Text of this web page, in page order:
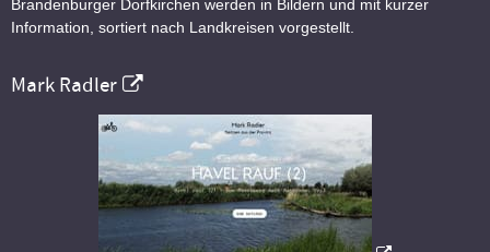
Brandenburger Dorfkirchen werden in Bildern und mit kurzer
Information, sortiert nach Landkreisen vorgestellt.
Mark Radler